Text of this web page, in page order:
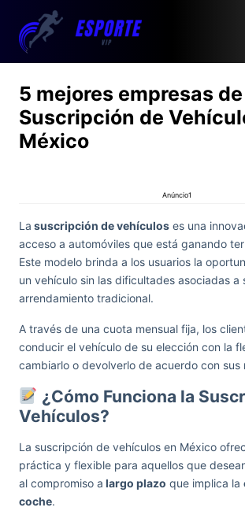
5 mejores empresas de
Suscripción de
México
Anúncio1
La suscripción de vehículos es una
acceso a automóviles que está ganando
Este modelo brinda a los usuarios la
un vehículo sin las dificultades asociadas a
arrendamiento tradicional.
A través de una cuota mensual fija, los
conducir el vehículo de su elección con la
cambiarlo o devolverlo de acuerdo con sus
¿Cómo Funciona la
Vehículos?
La suscripción de vehículos en México
práctica y flexible para aquellos que
al compromiso a largo plazo que implica la
coche.